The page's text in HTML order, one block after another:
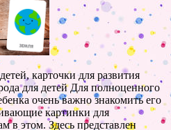
карточки для развития
для детей Для полноценного
очень важно знакомить его
картинки для
в этом. Здесь представлен